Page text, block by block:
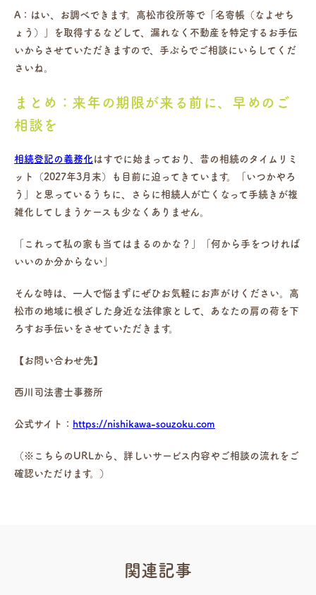
A：はい、お調べできます。高松市役所等で「名寄帳（なよせち
ょう）」を取得するなどして、漏れなく不動産を特定するお手伝
いからさせていただきますので、手ぶらでご相談にいらしてくだ
さいね。
まとめ：来年の期限が来る前に、早めのご
相談を
相続登記の義務化 はすでに始まっており、昔の相続のタイムリミ
ット（2027年3月末）も目前に迫ってきています。「いつかやろ
う」と思っているうちに、さらに相続人が亡くなって手続きが複
雑化してしまうケースも少なくありません。
「これって私の家も当てはまるのかな？」「何から手をつければ
いいのか分からない」
そんな時は、一人で悩まずにぜひお気軽にお声がけください。高
松市の地域に根ざした身近な法律家として、あなたの肩の荷を下
ろすお手伝いをさせていただきます。
【お問い合わせ先】
西川司法書士事務所
公式サイト： https://nishikawa-souzoku.com
（※こちらのURLから、詳しいサービス内容やご相談の流れをご
確認いただけます。）
関連記事